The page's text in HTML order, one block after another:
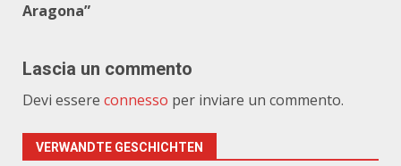
Aragona”
Lascia un commento
Devi essere connesso per inviare un commento.
VERWANDTE GESCHICHTEN